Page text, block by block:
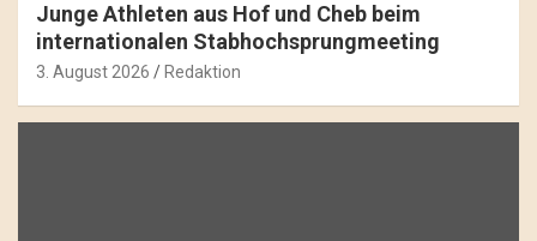
Junge Athleten aus Hof und Cheb beim
internationalen Stabhochsprungmeeting
3. August 2026 Redaktion